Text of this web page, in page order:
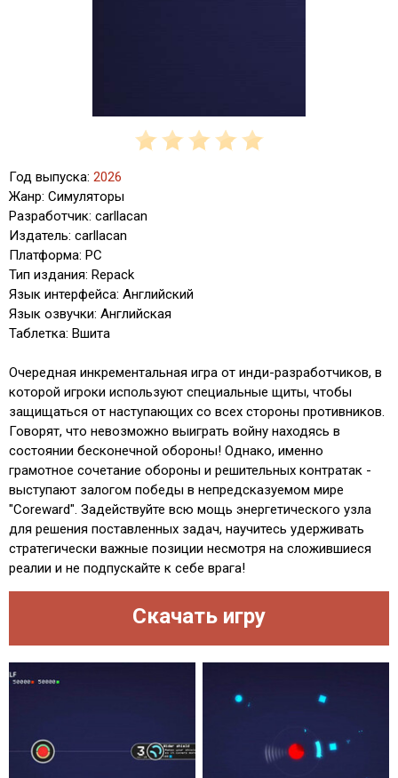
Год выпуска: 2026
Жанр: Симуляторы
Разработчик: carllacan
Издатель: carllacan
Платформа: PC
Тип издания: Repack
Язык интерфейса: Английский
Язык озвучки: Английская
Таблетка: Вшита
Очередная инкрементальная игра от инди-разработчиков, в
которой игроки используют специальные щиты, чтобы
защищаться от наступающих со всех стороны противников.
Говорят, что невозможно выиграть войну находясь в
состоянии бесконечной обороны! Однако, именно
грамотное сочетание обороны и решительных контратак -
выступают залогом победы в непредсказуемом мире
"Coreward". Задействуйте всю мощь энергетического узла
для решения поставленных задач, научитесь удерживать
стратегически важные позиции несмотря на сложившиеся
реалии и не подпускайте к себе врага!
Скачать игру